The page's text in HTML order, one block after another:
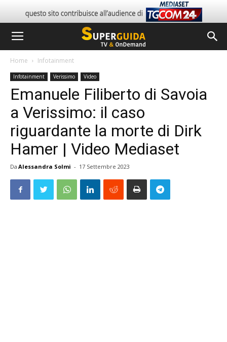
Home Infotainment
Infotainment Verissimo Video
Emanuele Filiberto di Savoia
a Verissimo: il caso
riguardante la morte di Dirk
Hamer | Video Mediaset
Da Alessandra Solmi - 17 Settembre 2023